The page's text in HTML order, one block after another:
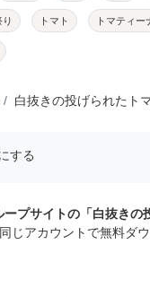
り トマト トマティー
白抜きの投げられたト
する
プサイトの「白抜きの
同じアカウントで無料ダ